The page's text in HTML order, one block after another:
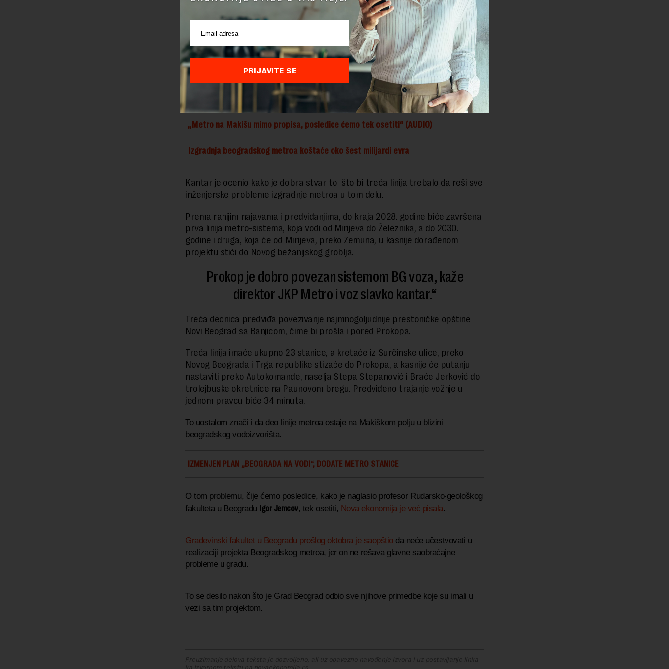
On ističe da bi u prvoj liniji teško bilo izvesti radove u blizini železničke stanice, pošto
bi ona sekla dijafragmu sa duboko fundiranim ankerima koji su izgrađeni radi zaštite
od klizanja Dedinjskog brda ka Prokopu.
„U skladu sa tim, prolazak linije metroa kroz Klinički centar i Prokop na predviđeni
način nije moguć iz više aspekata, a to su vibracija, buka, geološka i infrastrukturna
ograničenja, kao i na osnovu promena u prostoru nastalih kao posledica
novoizgrađenih ili planiranih objekata zdravstvene zaštite“, rekao je Kantar.
„Metro na Makišu mimo propisa, posledice ćemo tek osetiti“ (AUDIO)
Izgradnja beogradskog metroa koštaće oko šest milijardi evra
Kantar je ocenio kako je dobra stvar to što bi treća linija trebalo da reši sve
inženjerske probleme izgradnje metroa u tom delu.
Prema ranijim najavama i predviđanjima, do kraja 2028. godine biće završena
prva linija metro-sistema, koja vodi od Mirijeva do Železnika, a do 2030.
godine i druga, koja će od Mirijeva, preko Zemuna, u kasnije dorađenom
projektu stići do Novog bežanijskog groblja.
Prokop je dobro povezan sistemom BG voza, kaže
direktor JKP Metro i voz slavko kantar.
Treća deonica predviđa povezivanje najmnogoljudnije prestoničke opštine
Novi Beograd sa Banjicom, čime bi prošla i pored Prokopa.
Treća linija imaće ukupno 23 stanice, a kretaće iz Surčinske ulice, preko
Novog Beograda i Trga republike stizaće do Prokopa, a kasnije će putanju
nastaviti preko Autokomande, naselja Stepa Stepanović i Braće Jerković do
trolejbuske okretnice na Paunovom bregu. Predviđeno trajanje vožnje u
jednom pravcu biće 34 minuta.
To uostalom znači i da deo linije metroa ostaje na Makiškom polju u blizini
beogradskog vodoizvorišta.
IZMENJEN PLAN „BEOGRADA NA VODI“, DODATE METRO STANICE
O tom problemu, čije ćemo posledice, kako je naglasio profesor Rudarsko-geološkog
fakulteta u Beogradu Igor Jemcov, tek osetiti, Nova ekonomija je već pisala.
Građevinski fakultet u Beogradu prošlog oktobra je saopštioda neće učestvovati u
realizaciji projekta Beogradskog metroa, jer on ne rešava glavne saobraćajne
probleme u gradu.
To se desilo nakon što je Grad Beograd odbio sve njihove primedbe koje su imali u
vezi sa tim projektom.
Preuzimanje delova teksta je dozvoljeno, ali uz obavezno navođenje izvora i uz postavljanje linka
ka izvornom tekstu na novaekonomija.rs
PRIJAVITE SE